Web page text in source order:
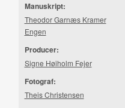
Manuskript:
Theodor Garnæs Kramer
Engen
Producer:
Signe Høiholm Fejer
Fotograf:
Theis Christensen